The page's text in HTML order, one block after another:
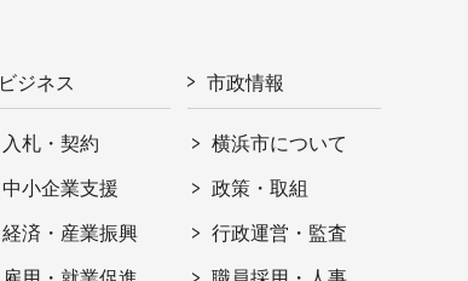
ビジネス
入札・契約
中小企業支援
経済・産業振興
市政情報
横浜市について
政策・取組
行政運営・監査